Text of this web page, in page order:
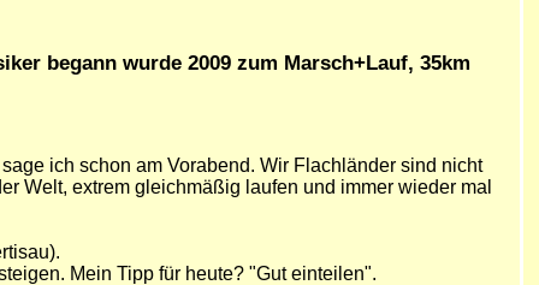
begann wurde 2009 zum Marsch+Lauf, 35km
ich schon am Vorabend. Wir Flachländer sind nicht
Welt, extrem gleichmäßig laufen und immer wieder mal
Mein Tipp für heute? "Gut einteilen".